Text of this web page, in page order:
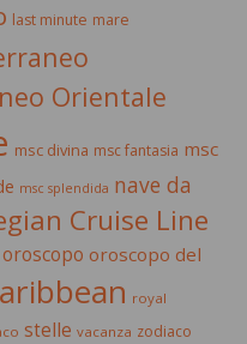
last minute mare
Orientale
msc divina msc fantasia msc
msc splendida nave da
Cruise Line
oroscopo oroscopo del
royal
stelle vacanza zodiaco